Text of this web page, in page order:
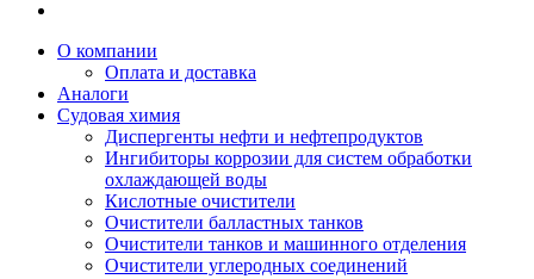
О компании
Оплата и доставка
Аналоги
Судовая химия
Диспергенты нефти и нефтепродуктов
Ингибиторы коррозии для систем обработки
охлаждающей воды
Кислотные очистители
Очистители балластных танков
Очистители танков и машинного отделения
Очистители углеродных соединений